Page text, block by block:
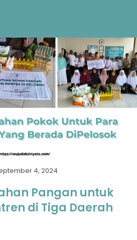
4, 2024
Pangan untuk
di Tiga Daerah